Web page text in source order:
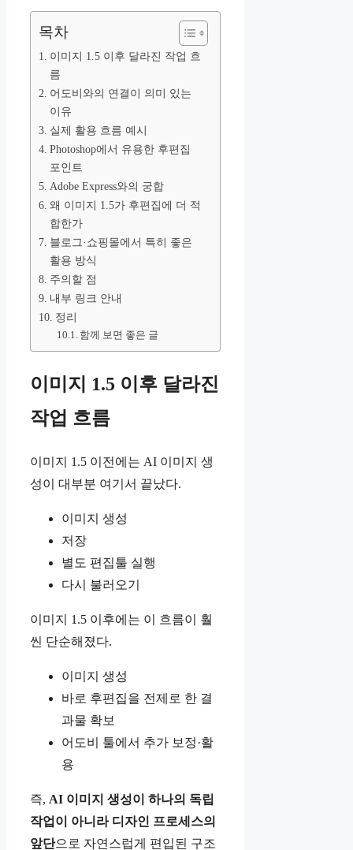
목차
이미지 1.5 이후 달라진 작업 흐
름
어도비와의 연결이 의미 있는
이유
실제 활용 흐름 예시
Photoshop에서 유용한 후편집
포인트
Adobe Express와의 궁합
왜 이미지 1.5가 후편집에 더 적
합한가
블로그·쇼핑몰에서 특히 좋은
활용 방식
주의할 점
내부 링크 안내
정리
함께 보면 좋은 글
이미지 1.5 이후 달라진
작업 흐름
이미지 1.5 이전에는 AI 이미지 생
성이 대부분 여기서 끝났다.
이미지 생성
저장
별도 편집툴 실행
다시 불러오기
이미지 1.5 이후에는 이 흐름이 훨
씬 단순해졌다.
이미지 생성
바로 후편집을 전제로 한 결
과물 확보
어도비 툴에서 추가 보정·활
용
즉, AI 이미지 생성이 하나의 독립
작업이 아니라 디자인 프로세스의
앞단으로 자연스럽게 편입된 구조